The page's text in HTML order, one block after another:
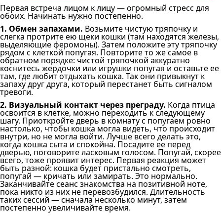
Первая встреча лицом к лицу — огромный стресс для
обоих. Начинать нужно постепенно.
1. Обмен запахами. Возьмите чистую тряпочку и
слегка протрите ею щеки кошки (там находятся железы,
выделяющие феромоны). Затем положите эту тряпочку
рядом с клеткой попугая. Повторите то же самое в
обратном порядке: чистой тряпочкой аккуратно
коснитесь жердочки или игрушки попугая и оставьте ее
там, где любит отдыхать кошка. Так они привыкнут к
запаху друг друга, который перестанет быть сигналом
тревоги.
2. Визуальный контакт через преграду. Когда птица
освоится в клетке, можно переходить к следующему
шагу. Приоткройте дверь в комнату с попугаем ровно
настолько, чтобы кошка могла видеть, что происходит
внутри, но не могла войти. Лучше всего делать это,
когда кошка сыта и спокойна. Посадите ее перед
дверью, поговорите ласковым голосом. Попугай, скорее
всего, тоже проявит интерес. Первая реакция может
быть разной: кошка будет пристально смотреть,
попугай — кричать или замирать. Это нормально.
Заканчивайте сеанс знакомства на позитивной ноте,
пока никто из них не перевозбудился. Длительность
таких сессий — сначала несколько минут, затем
постепенно увеличивайте время.